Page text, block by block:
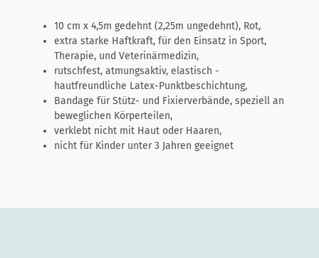
10 cm x 4,5m gedehnt (2,25m ungedehnt), Rot,
extra starke Haftkraft, für den Einsatz in Sport,
Therapie, und Veterinärmedizin,
rutschfest, atmungsaktiv, elastisch -
hautfreundliche Latex-Punktbeschichtung,
Bandage für Stütz- und Fixierverbände, speziell an
beweglichen Körperteilen,
verklebt nicht mit Haut oder Haaren,
nicht für Kinder unter 3 Jahren geeignet